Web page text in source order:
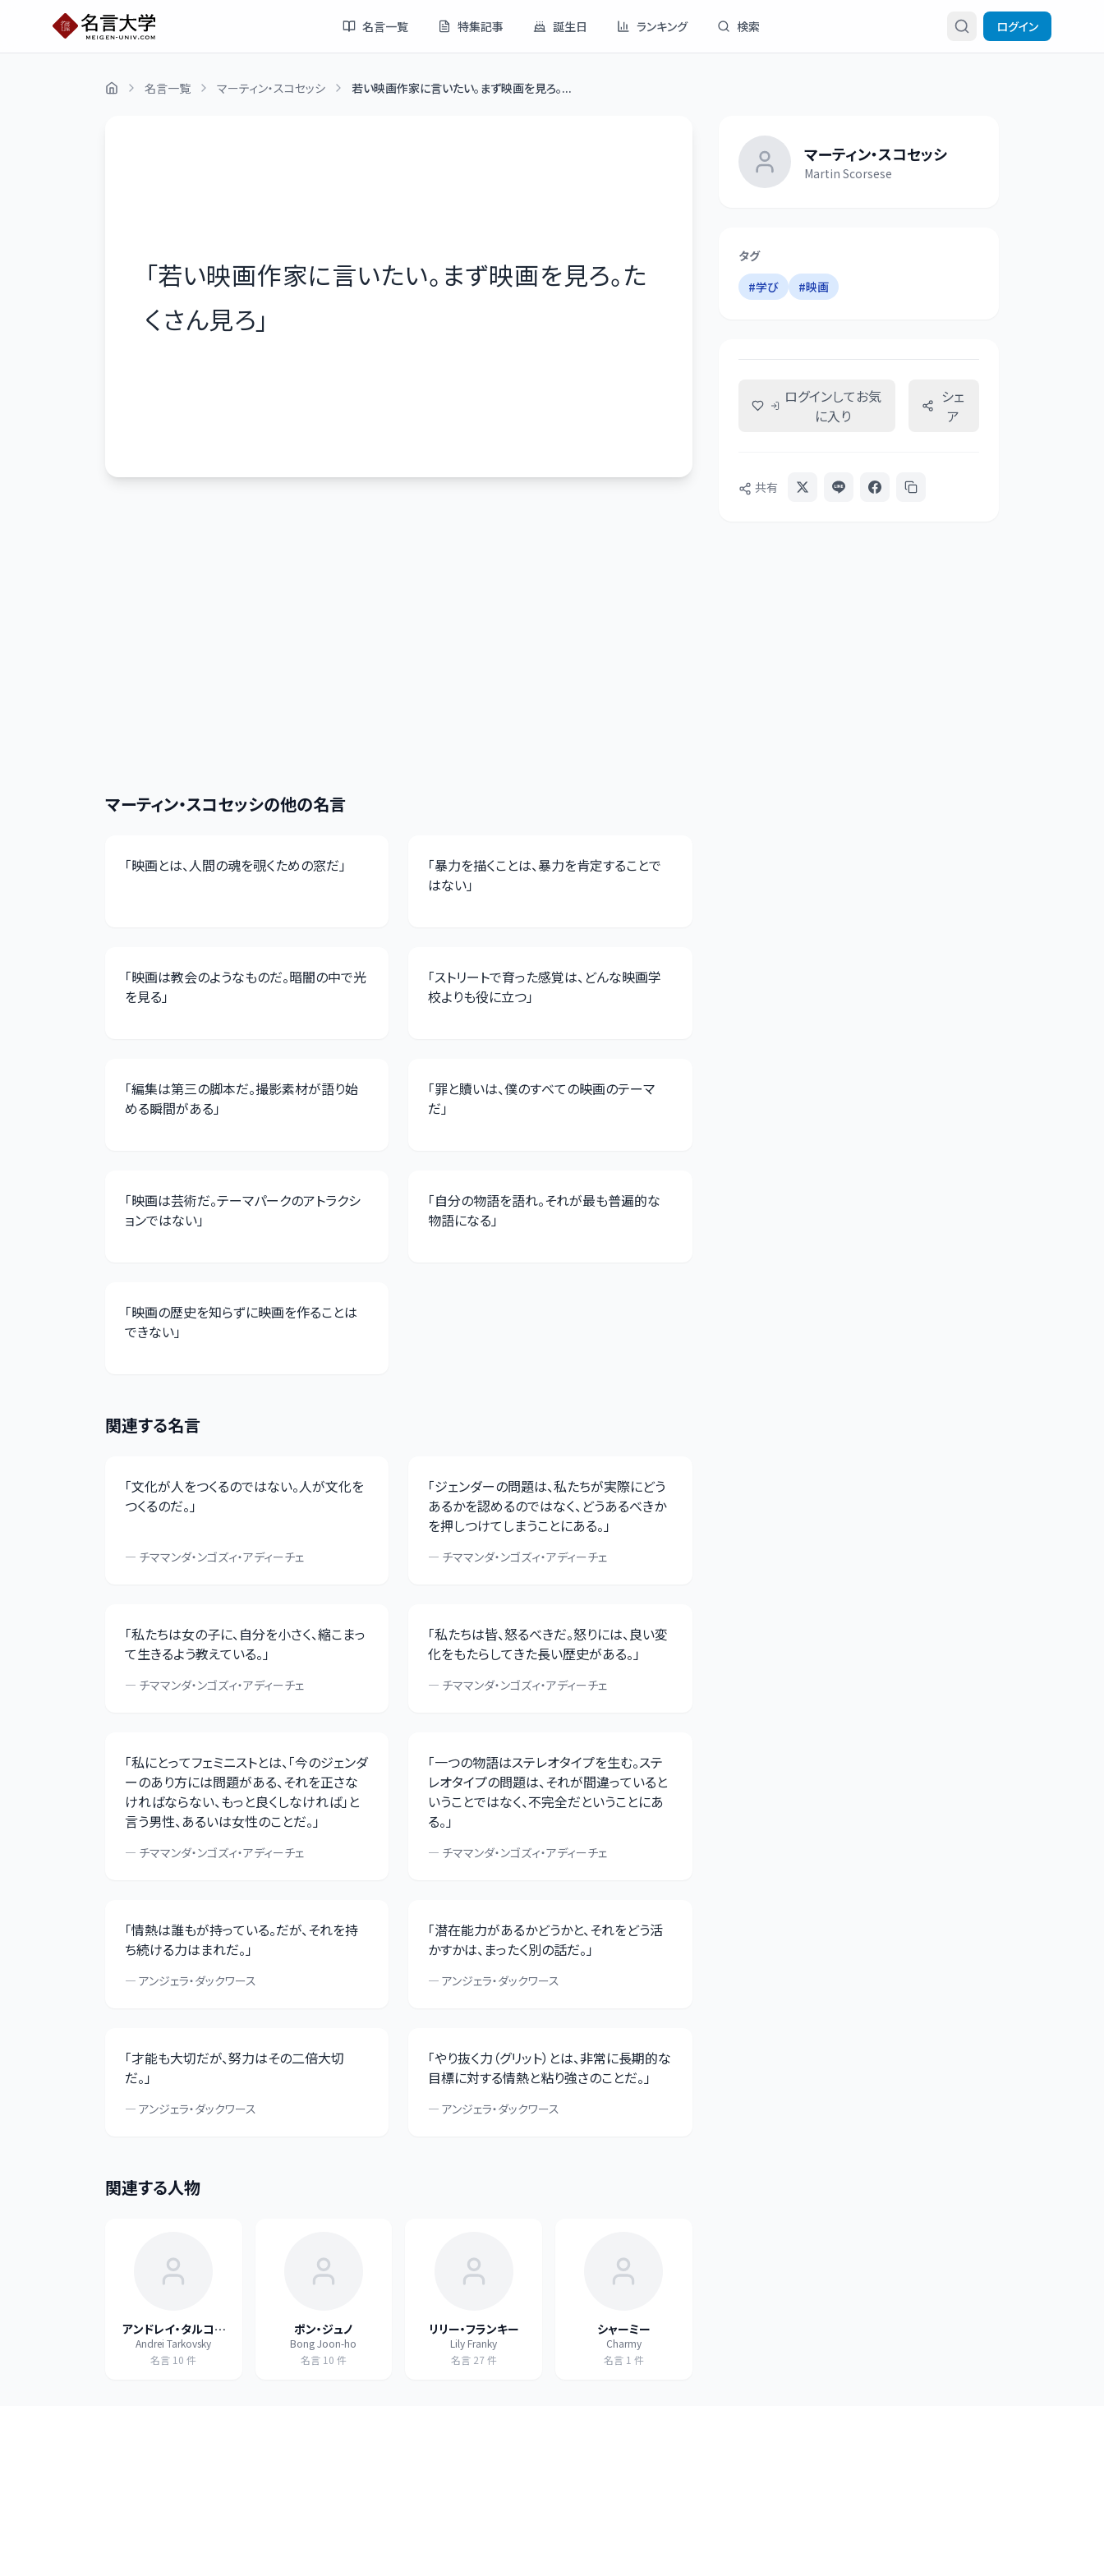
名言一覧 特集記事 誕生日 ランキング 検索 ログイン
名言一覧 マーティン・スコセッシ 若い映画作家に言いたい。まず映画を見ろ。...
「若い映画作家に言いたい。まず映画を見ろ。た
くさん見ろ 」
マーティン・スコセッシ
Martin Scorsese
タグ
#学び #映画
ログインしてお気
に入り
シェ
ア
共有
マーティン・スコセッシの他の名言
「映画とは、人間の魂を覗くための窓だ」 「暴力を描くことは、暴力を肯定することで
はない」
「映画は教会のようなものだ。暗闇の中で光
を見る」
「ストリートで育った感覚は、どんな映画学
校よりも役に立つ」
「編集は第三の脚本だ。撮影素材が語り始
める瞬間がある」
「罪と贖いは、僕のすべての映画のテーマ
だ」
「映画は芸術だ。テーマパークのアトラクシ
ョンではない」
「自分の物語を語れ。それが最も普遍的な
物語になる」
「映画の歴史を知らずに映画を作ることは
できない」
関連する名言
「文化が人をつくるのではない。人が文化を
つくるのだ。」
— チママンダ・ンゴズィ・アディーチェ
「ジェンダーの問題は、私たちが実際にどう
あるかを認めるのではなく、どうあるべきか
を押しつけてしまうことにある。」
— チママンダ・ンゴズィ・アディーチェ
「私たちは女の子に、自分を小さく、縮こまっ
て生きるよう教えている。」
— チママンダ・ンゴズィ・アディーチェ
「私たちは皆、怒るべきだ。怒りには、良い変
化をもたらしてきた長い歴史がある。」
— チママンダ・ンゴズィ・アディーチェ
「私にとってフェミニストとは、「今のジェンダ
ーのあり方には問題がある、それを正さな
ければならない、もっと良くしなければ」と
言う男性、あるいは女性のことだ。」
— チママンダ・ンゴズィ・アディーチェ
「一つの物語はステレオタイプを生む。ステ
レオタイプの問題は、それが間違っていると
いうことではなく、不完全だということにあ
る。」
— チママンダ・ンゴズィ・アディーチェ
「情熱は誰もが持っている。だが、それを持
ち続ける力はまれだ。」
— アンジェラ・ダックワース
「潜在能力があるかどうかと、それをどう活
かすかは、まったく別の話だ。」
—アンジェラ・ダックワース
「才能も大切だが、努力はその二倍大切
だ。」
— アンジェラ・ダックワース
「やり抜く力（グリット）とは、非常に長期的な
目標に対する情熱と粘り強さのことだ。」
—アンジェラ・ダックワース
関連する人物
アンドレイ・タルコフ
スキー
Andrei Tarkovsky
名言 10 件
ポン・ジュノ
Bong Joon-ho
名言 10 件
リリー・フランキー
Lily Franky
名言 27件
シャーミー
Charmy
名言 1 件